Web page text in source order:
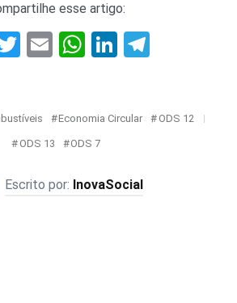
esse artigo:
Twitter
EmailWhatsApp
LinkedIn
Economia Circular ODS 12
ODS 13 ODS 7
InovaSocial